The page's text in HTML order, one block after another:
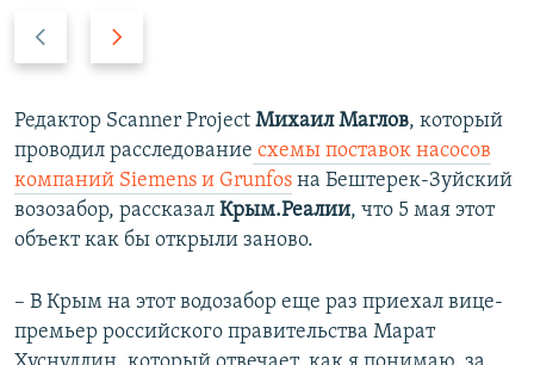
д
ы
д
у
щ
с
л
д
у
ю
щ
и
с
л
а
Редактор Scanner Project Михаил Маглов, который
проводил расследование схемы поставок насосов
компаний Siemens и Grunfos на Бештерек-Зуйский
возозабор, рассказал Крым.Реалии, что 5 мая этот
объект как бы открыли заново.
– В Крым на этот водозабор еще раз приехал вице-
премьер российского правительства Марат